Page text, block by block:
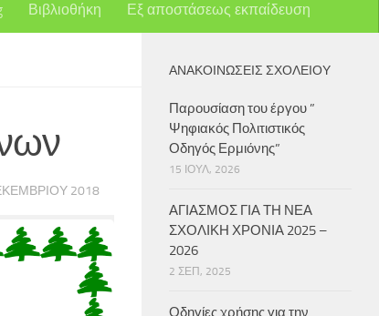
Βιβλιοθήκη Εξ αποστάσεως εκπαίδευση
2018
ΑΝΑΚΟΙΝΏΣΕΙΣ ΣΧΟΛΕΊΟΥ
Παρουσίαση του έργου ”
Ψηφιακός Πολιτιστικός
Οδηγός Ερμιόνης”
15 ΙΟΎΛ, 2026
ΑΓΙΑΣΜΟΣ ΓΙΑ ΤΗ ΝΕΑ
ΣΧΟΛΙΚΗ ΧΡΟΝΙΑ 2025 –
2026
2 ΣΕΠ, 2025
Οδηγίες χρήσης για την